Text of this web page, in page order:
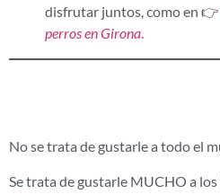
disfrutar juntos, como en 👉
perros en Girona.
No se trata de gustarle a todo el
Se trata de gustarle MUCHO a los